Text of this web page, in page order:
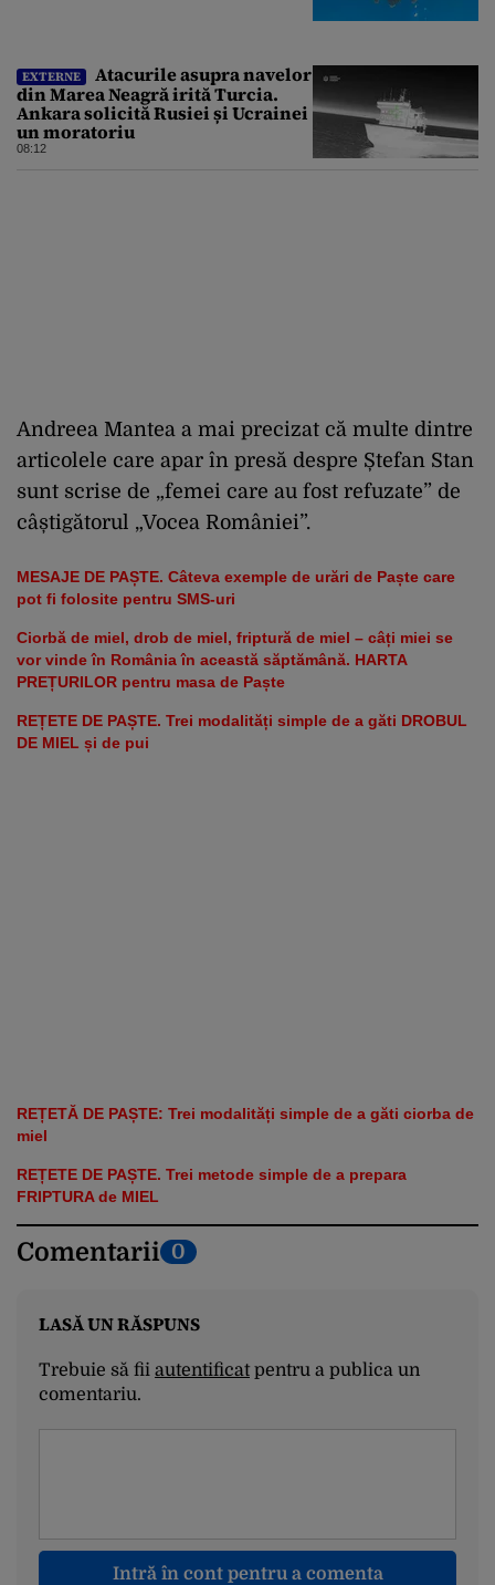
EXTERNE
Atacurile asupra navelor
din Marea Neagră irită Turcia.
Ankara solicită Rusiei și Ucrainei
un moratoriu
08:12
Andreea Mantea a mai precizat că multe dintre
articolele care apar în presă despre Ștefan Stan
sunt scrise de „femei care au fost refuzate” de
câștigătorul „Vocea României”.
MESAJE DE PAȘTE. Câteva exemple de urări de Paște care
pot fi folosite pentru SMS-uri
Ciorbă de miel, drob de miel, friptură de miel – câți miei se
vor vinde în România în această săptămână. HARTA
PREȚURILOR pentru masa de Paște
REȚETE DE PAȘTE. Trei modalități simple de a găti DROBUL
DE MIEL și de pui
REȚETĂ DE PAȘTE: Trei modalități simple de a găti ciorba de
miel
REȚETE DE PAȘTE. Trei metode simple de a prepara
FRIPTURA de MIEL
Comentarii 0
LASĂ UN RĂSPUNS
Trebuie să fii autentificatpentru a publica un
comentariu.
Intră în cont pentru a comenta